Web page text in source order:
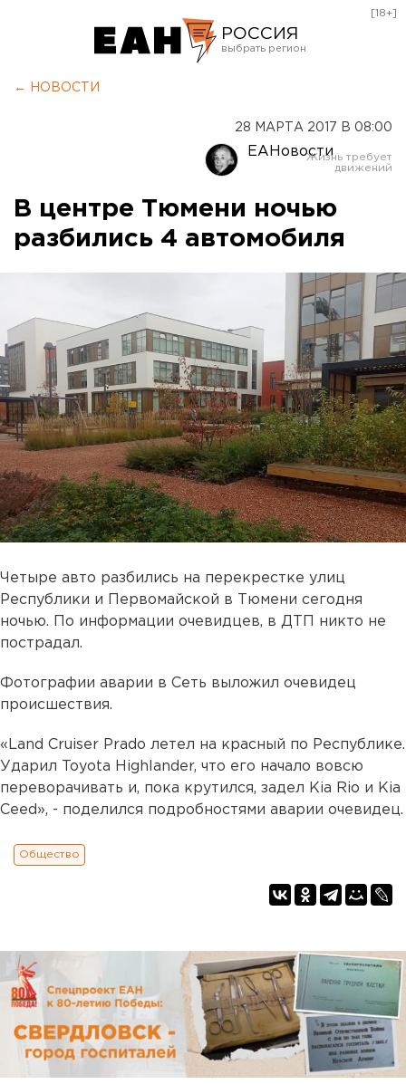
РОССИЯ
Оренбург
[18+]
← НОВОСТИ
28 МАРТА 2017 В 08:00
ЕАНовости
В центре Тюмени ночью
разбились 4 автомобиля
Четыре авто разбились на перекрестке улиц
Республики и Первомайской в Тюмени сегодня
ночью. По информации очевидцев, в ДТП никто не
пострадал.
Фотографии аварии в Сеть выложил очевидец
происшествия.
«Land Cruiser Prado летел на красный по Республике.
Ударил Toyota Highlander, что его начало вовсю
переворачивать и, пока крутился, задел Kia Rio и Kia
Ceed», - поделился подробностями аварии очевидец.
Общество